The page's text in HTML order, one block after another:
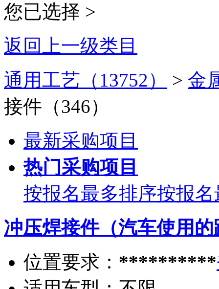
您已选择 >
返回上一级类目
通用工艺（13752）
> 金
接件（346）
最新采购项目
热门采购项目
按报名最多排序按报
冲压焊接件（汽车使用
位置要求： **********